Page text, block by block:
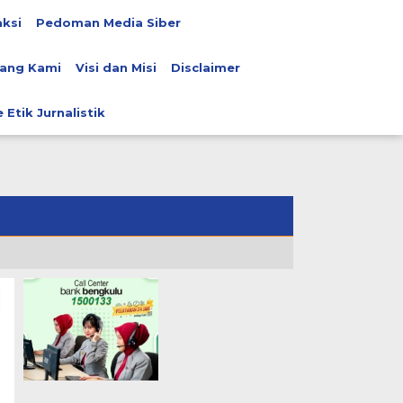
Pedoman Media Siber
Kami Visi dan Misi Disclaimer
Etik Jurnalistik